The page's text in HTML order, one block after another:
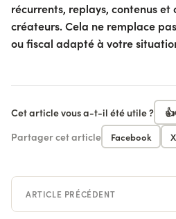
récurrents, replays, contenus et
créateurs. Cela ne remplace
ou fiscal adapté à votre
Cet article vous a-t-il été utile ? 👍
Partager cet article
Facebook X
ARTICLE PRÉCÉDENT